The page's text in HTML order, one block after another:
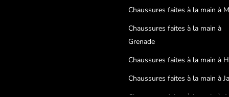
Chaussures faites à la main à
Chaussures faites à la main à
Grenade
Chaussures faites à la main à
Chaussures faites à la main à